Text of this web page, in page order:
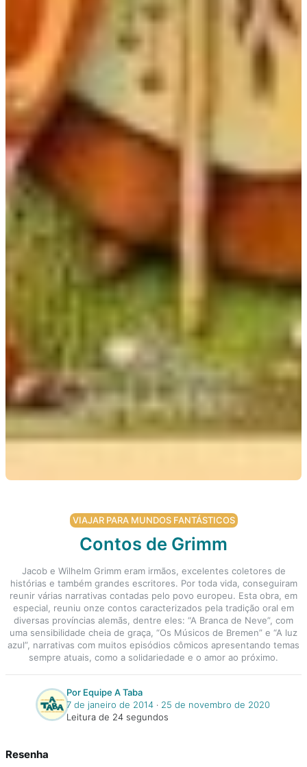
VIAJAR PARA MUNDOS FANTÁSTICOS
Contos de Grimm
Jacob e Wilhelm Grimm eram irmãos, excelentes coletores de
histórias e também grandes escritores. Por toda vida, conseguiram
reunir várias narrativas contadas pelo povo europeu. Esta obra, em
especial, reuniu onze contos caracterizados pela tradição oral em
diversas províncias alemãs, dentre eles: “A Branca de Neve”, com
uma sensibilidade cheia de graça, “Os Músicos de Bremen” e “A luz
azul”, narrativas com muitos episódios cômicos apresentando temas
sempre atuais, como a solidariedade e o amor ao próximo.
Por Equipe A Taba
7 de janeiro de 2014‧ 25 de novembro de 2020
Leitura de 24 segundos
Resenha